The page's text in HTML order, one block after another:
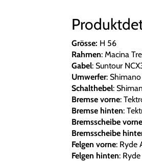
Grösse: H 56
Rahmen: Macina
Gabel: Suntour
Umwerfer:
Schalthebel:
Bremse vorne:
Bremse hinten:
Bremsscheibe vorne
Bremsscheibe
Felgen vorne: Ryde
Felgen hinten: